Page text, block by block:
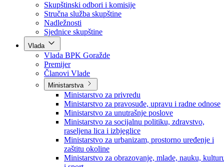
Poslanici po strankama
Poslanici po klubovima naroda
Kolegij skupštine
Skupštinski odbori i komisije
Stručna služba skupštine
Nadležnosti
Sjednice skupštine
Vlada
Vlada BPK Goražde
Premijer
Članovi Vlade
Ministarstva
Ministarstvo za privredu
Ministarstvo za pravosuđe, upravu i radne odnose
Ministarstvo za unutrašnje poslove
Ministarstvo za socijalnu politiku, zdravstvo,
raseljena lica i izbjeglice